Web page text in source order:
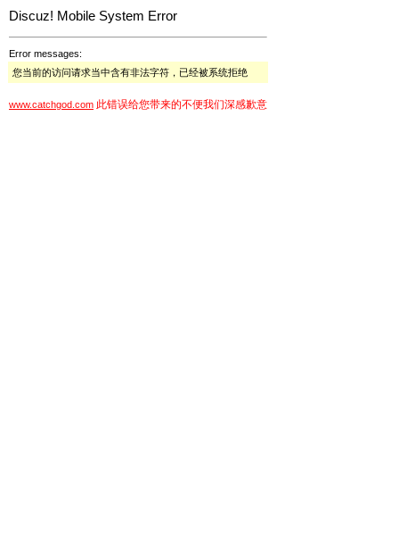
Discuz! Mobile System Error
Error messages:
您当前的访问请求当中含有非法字符，已经被系统拒绝
www.catchgod.com 此错误给您带来的不便我们深感歉意